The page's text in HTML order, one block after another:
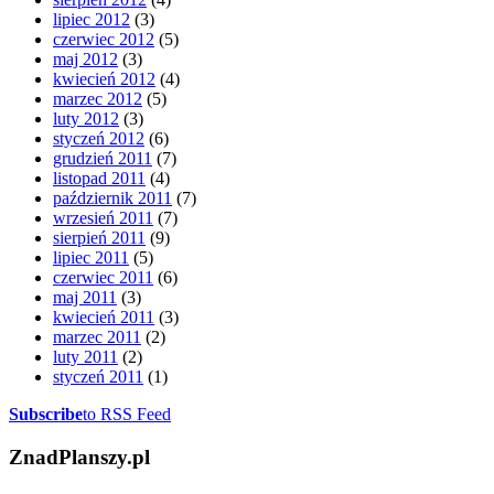
lipiec 2012 (3)
czerwiec 2012 (5)
maj 2012 (3)
kwiecień 2012 (4)
marzec 2012 (5)
luty 2012 (3)
styczeń 2012 (6)
grudzień 2011 (7)
listopad 2011 (4)
październik 2011 (7)
wrzesień 2011 (7)
sierpień 2011 (9)
lipiec 2011 (5)
czerwiec 2011 (6)
maj 2011 (3)
kwiecień 2011 (3)
marzec 2011 (2)
luty 2011 (2)
styczeń 2011 (1)
Subscribeto RSS Feed
ZnadPlanszy.pl